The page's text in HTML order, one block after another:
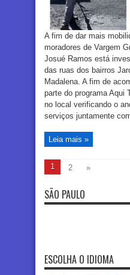
A fim de dar mais
moradores de Vargem
Josué Ramos está
das ruas dos bairros
Madalena. A fim de
parte do programa Aqui
no local verificando o
serviços juntamente
Leia mais »
1 2 »
SÃO PAULO
ESCOLHA O IDIOMA